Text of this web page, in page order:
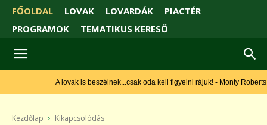
FŐOLDAL LOVAK LOVARDÁK
PIACTÉR
PROGRAMOK
TEMATIKUS KERESŐ
A lovak is beszélnek...csak oda kell figyelni rájuk! - Monty Roberts
Kezdőlap Kikapcsolódás